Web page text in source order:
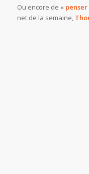
Ou encore de «
net de la semaine,